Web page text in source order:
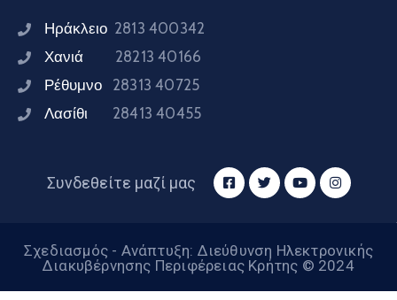
Ηράκλειο 2813 400342
Χανιά 28213 40166
Ρέθυμνο 28313 40725
Λασίθι 28413 40455
Συνδεθείτε μαζί μας
Σχεδιασμός - Ανάπτυξη: Διεύθυνση Ηλεκτρονικής
Διακυβέρνησης Περιφέρειας Κρήτης © 2024